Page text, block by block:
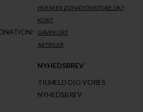
HVEM ER ZONATIONSTORE.DK?
KORT
GAVEKORT
ARTIKLER
NYHEDSBREV
TILMELD DIG VORES
NYHEDSBREV